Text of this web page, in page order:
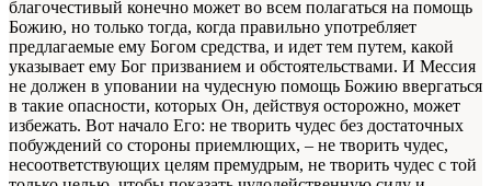
благочестивый конечно может во всем полагаться на помощь
Божию, но только тогда, когда правильно употребляет
предлагаемые ему Богом средства, и идет тем путем, какой
указывает ему Бог призванием и обстоятельствами. И Мессия
не должен в уповании на чудесную помощь Божию ввергаться
в такие опасности, которых Он, действуя осторожно, может
избежать. Вот начало Его: не творить чудес без достаточных
побуждений со стороны приемлющих, – не творить чудес,
несоответствующих целям премудрым, не творить чудес с той